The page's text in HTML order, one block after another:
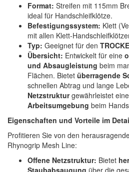
(5)
StarChem
(1)
Sundstrom
(4)
Troton
(2)
Wibeco
(1)
ZVG
Format: Streifen mit 115mm
ideal für Handschleifklötze.
Befestigungssystem: Klett
mit allen Klett-
Typ: Geeignet für den
Übersicht: Entwickelt für eine
und Absaugleistung beim
Flächen. Bietet überragende
schnellen Abtrag und lange
Netzstrukturgewährleistet eine
Arbeitsumgebung beim
Eigenschaften und Vorteile im
Profitieren Sie von den
Rhynogrip Mesh Line:
Offene Netzstruktur: Bietet